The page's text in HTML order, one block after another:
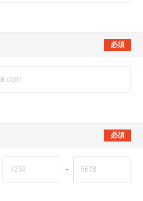
必須
必須
-